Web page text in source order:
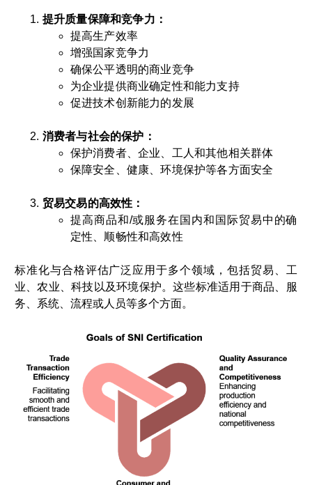
提升质量保障和竞争力：
提高生产效率
增强国家竞争力
确保公平透明的商业竞争
为企业提供商业确定性和能力支持
促进技术创新能力的发展
消费者与社会的保护：
保护消费者、企业、工人和其他相关群体
保障安全、健康、环境保护等各方面安全
贸易交易的高效性：
提高商品和/或服务在国内和国际贸易中的确
定性、顺畅性和高效性
标准化与合格评估广泛应用于多个领域，包括贸易、工
业、农业、科技以及环境保护。这些标准适用于商品、服
务、系统、流程或人员等多个方面。